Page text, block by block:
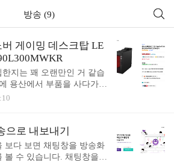
방송 (9)
게이밍 데스크탑 LE
지는 꽤 오랜만인 거 같습
용산에서 부품을 사다가
스크톱을 구입한 건 처음입
조사하는데도 오랜 시간이
그럭저럭 찾아봤는데 메인
조사해서 하나하나 구입
으로 내보내기
보다 보면 채팅창을 방송화
볼 수 있습니다. 채팅창을